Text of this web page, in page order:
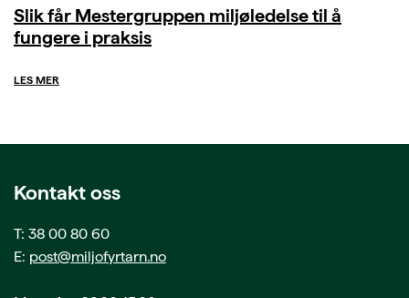
Slik får Mestergruppen miljøledelse til å
fungere i praksis
LES MER
Kontakt oss
T: 38 00 80 60
E: post@miljofyrtarn.no